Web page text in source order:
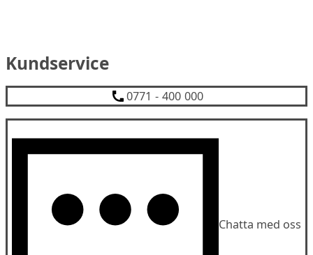
Kundservice
0771 - 400 000
Chatta med oss